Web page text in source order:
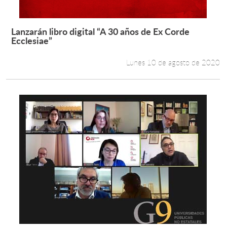
Leer más +
Lanzarán libro digital “A 30 años de Ex Corde
Ecclesiae”
Lunes 10 de agosto de 2020